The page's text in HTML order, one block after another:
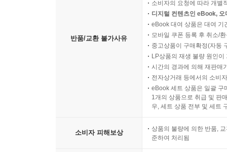
반품/교환 불가사유
소비자의 요청에 따라 개별
디지털 컨텐츠인 eBook,
eBook 대여 상품은 대여 기
모바일 쿠폰 등록 후 취소/
중고상품이 구매확정(자동
LP상품의 재생 불량 원인
시간의 경과에 의해 재판매
전자상거래 등에서의 소비
eBook 세트 상품은 일괄 구
1개의 상품으로 취급 및 판
우, 세트 상품 전부 및 세트
소비자 피해보상
상품의 불량에 의한 반품,
준하여 처리됨